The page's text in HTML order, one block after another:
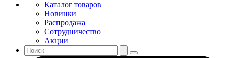
Каталог товаров
Новинки
Распродажа
Сотрудничество
Акции